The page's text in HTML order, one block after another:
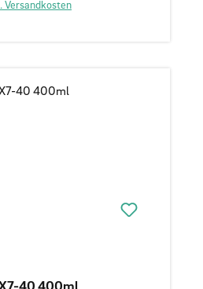
Versandkosten